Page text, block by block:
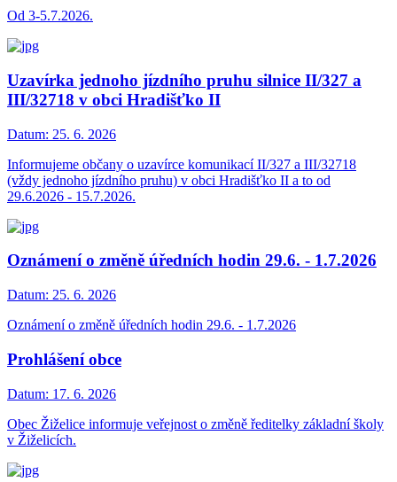
Od 3-5.7.2026.
Uzavírka jednoho jízdního pruhu silnice II/327 a
III/32718 v obci Hradišťko II
Datum: 25. 6. 2026
Informujeme občany o uzavírce komunikací II/327 a III/32718
(vždy jednoho jízdního pruhu) v obci Hradišťko II a to od
29.6.2026 - 15.7.2026.
Oznámení o změně úředních hodin 29.6. - 1.7.2026
Datum: 25. 6. 2026
Oznámení o změně úředních hodin 29.6. - 1.7.2026
Prohlášení obce
Datum: 17. 6. 2026
Obec Žiželice informuje veřejnost o změně ředitelky základní školy
v Žiželicích.